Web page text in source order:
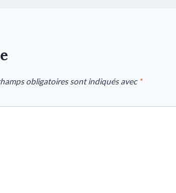
obligatoires sont indiqués avec*